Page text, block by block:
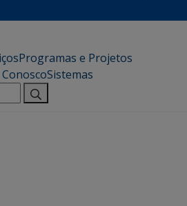
Programas e Projetos
ConoscoSistemas